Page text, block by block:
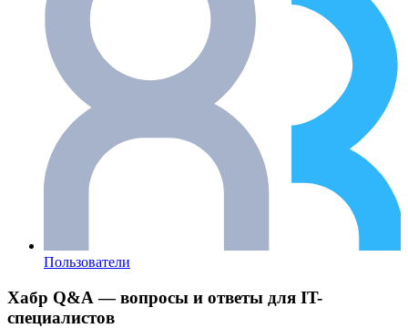
Пользователи
Хабр Q&A — вопросы и ответы для IT-
специалистов